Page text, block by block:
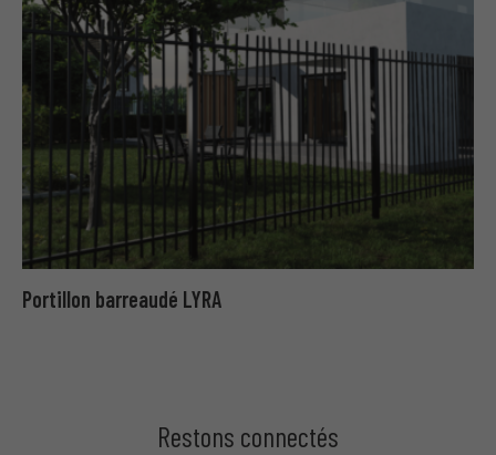
Portillon barreaudé LYRA
Restons connectés